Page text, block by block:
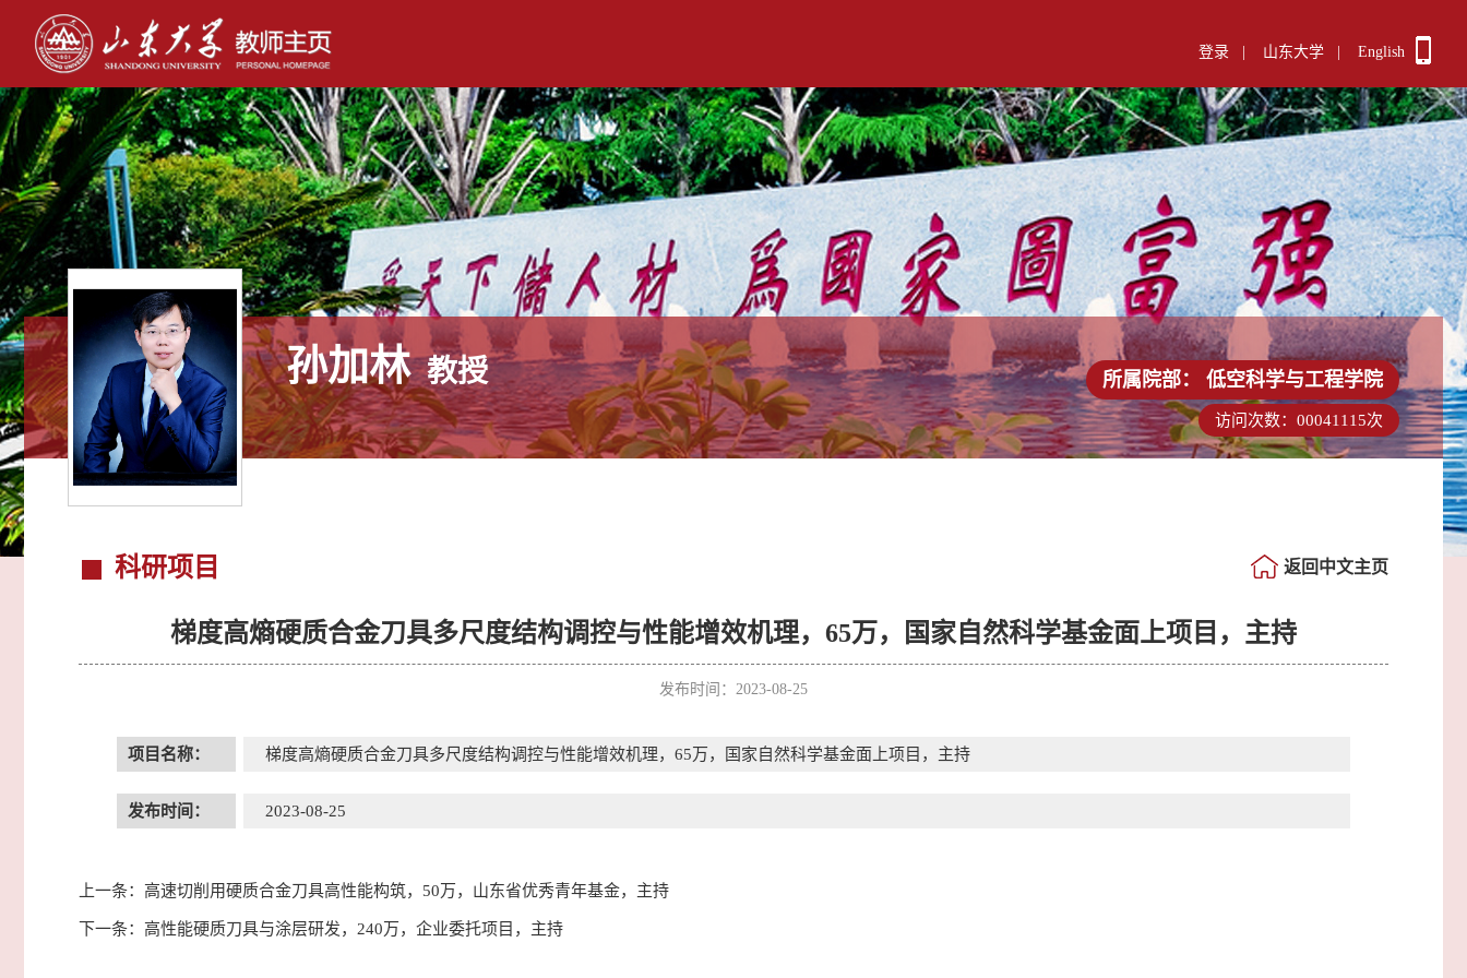
登录 山东大学 English
孙加林 教授 所属院部： 低空科学与工程学院
访问次数： 00041115次
科研项目 返回中文主页
梯度高熵硬质合金刀具多尺度结构调控与性能增效机理，65万，国家自然科学基金面上项目，主持
发布时间：2023-08-25
项目名称： 梯度高熵硬质合金刀具多尺度结构调控与性能增效机理，65万，国家自然科学基金面上项目，主持
发布时间： 2023-08-25
上一条： 高速切削用硬质合金刀具高性能构筑，50万，山东省优秀青年基金，主持
下一条： 高性能硬质刀具与涂层研发，240万，企业委托项目，主持